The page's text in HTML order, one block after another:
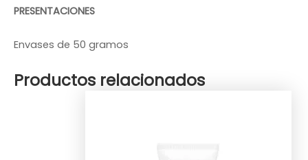
PRESENTACIONES
Envases de 50 gramos
Productos relacionados